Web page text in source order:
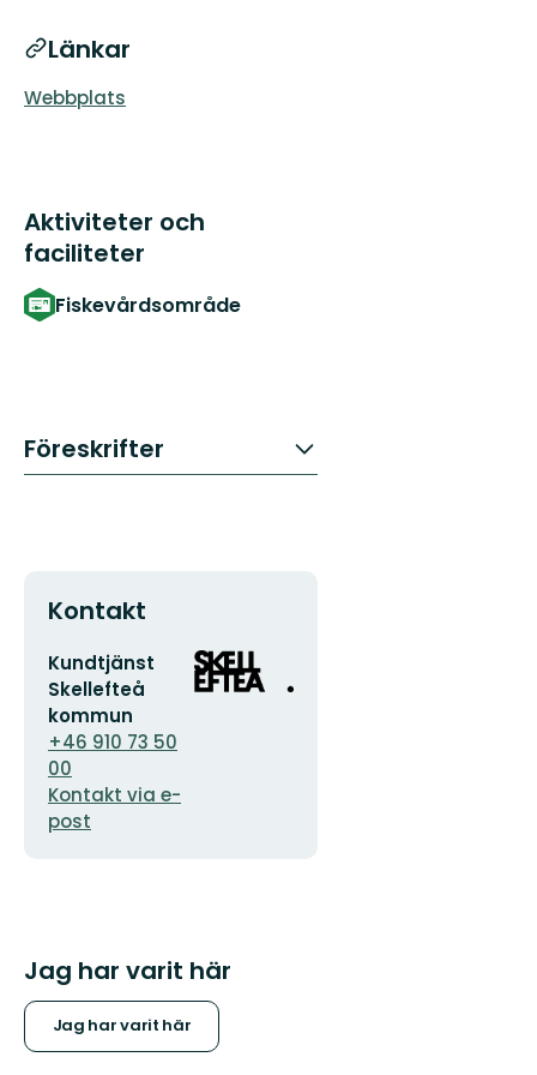
Länkar
Webbplats
Aktiviteter och
faciliteter
Fiskevårdsområde
Föreskrifter
Kontakt
E-
postadress
Kundtjänst
Skellefteå
kommun
+46 910 73 50
00
Kontakt via e-
post
Organisationens
logotyp
Jag har varit här
Jag har varit här